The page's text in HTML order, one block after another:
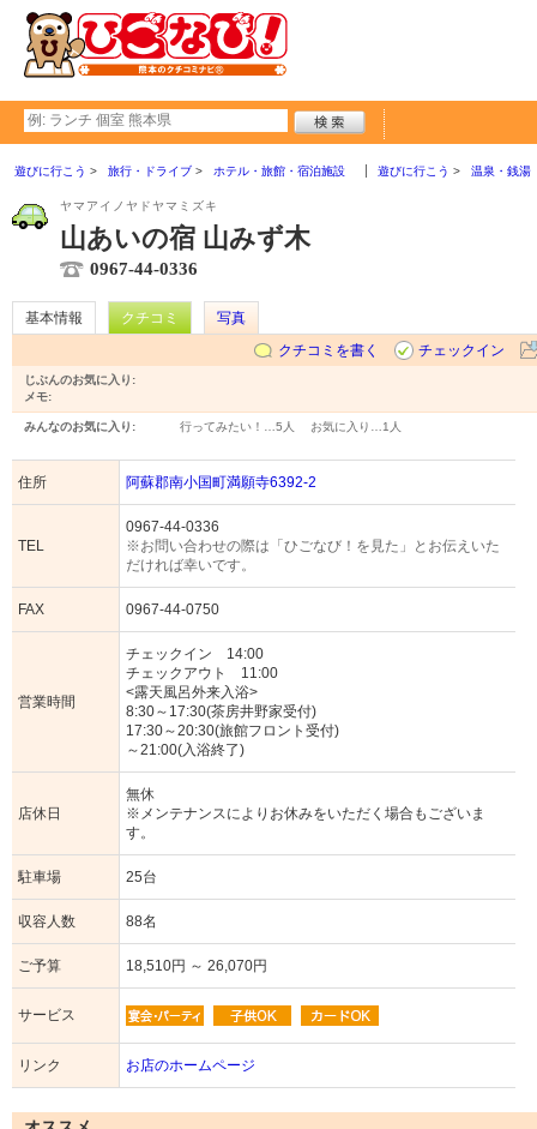
遊びに行こう 旅行・ドライブ ホテル・旅館・宿泊施設 遊びに行こう 温泉・銭湯
ヤマアイノヤドヤマミズキ
山あいの宿 山みず木
0967-44-0336
基本情報 クチコミ
写真
クチコミを書く
チェックイン
じぶんのお気に入り:
メモ:
みんなのお気に入り: 行ってみたい！… 5人 お気に入り… 1人
住所 阿蘇郡南小国町満願寺6392-2
TEL
0967-44-0336
※お問い合わせの際は「ひごなび！を見た」とお伝えいた
だければ幸いです。
FAX 0967-44-0750
営業時間
チェックイン 14:00
チェックアウト 11:00
<露天風呂外来入浴>
8:30～17:30(茶房井野家受付)
17:30～20:30(旅館フロント受付)
～21:00(入浴終了)
店休日
無休
※メンテナンスによりお休みをいただく場合もございま
す。
駐車場 25台
収容人数 88名
ご予算 18,510円 ～ 26,070円
サービス
リンク お店のホームページ